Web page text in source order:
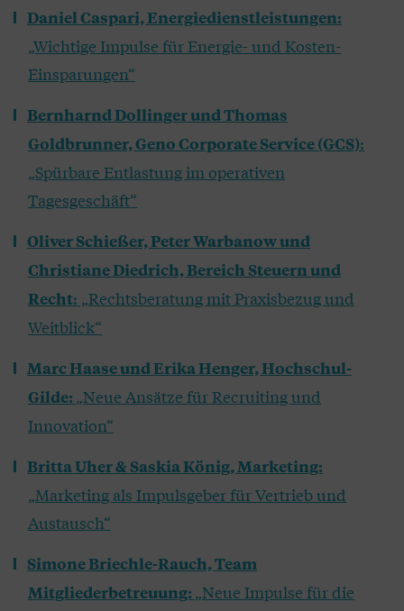
Daniel Caspari, Energiedienstleistungen:
„Wichtige Impulse für Energie- und Kosten-
Einsparungen“
Bernharnd Dollinger und Thomas
Goldbrunner, Geno Corporate Service (GCS):
„Spürbare Entlastung im operativen
Tagesgeschäft“
Oliver Schießer, Peter Warbanow und
Christiane Diedrich, Bereich Steuern und
Recht: „Rechtsberatung mit Praxisbezug und
Weitblick“
Marc Haase und Erika Henger, Hochschul-
Gilde: „Neue Ansätze für Recruiting und
Innovation“
Britta Uher & Saskia König, Marketing:
„Marketing als Impulsgeber für Vertrieb und
Austausch“
Simone Briechle-Rauch, Team
Mitgliederbetreuung: „Neue Impulse für die